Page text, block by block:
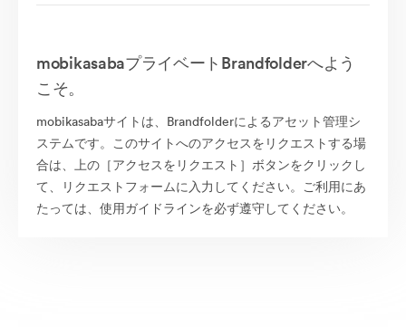
mobikasabaプライベートBrandfolderへよう
こそ。
mobikasabaサイトは、Brandfolderによるアセット管理シ
ステムです。このサイトへのアクセスをリクエストする場
合は、上の［アクセスをリクエスト］ボタンをクリックし
て、リクエストフォームに入力してください。ご利用にあ
たっては、使用ガイドラインを必ず遵守してください。